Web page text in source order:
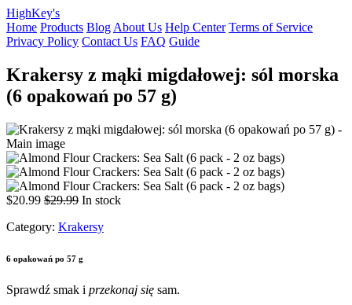
HighKey's
Home Products Blog About Us Help Center Terms of Service
Privacy Policy Contact Us FAQ Guide
Krakersy z mąki migdałowej: sól morska
(6 opakowań po 57 g)
$20.99 $29.99 In stock
Category: Krakersy
6 opakowań po 57 g
Sprawdź smak i przekonaj się sam.